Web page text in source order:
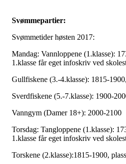
Svømmepartier:
Svømmetider høsten 2017:
Mandag: Vannloppene (1.klasse):
1.klasse får eget infoskriv ved
Gullfiskene (3.-4.klasse): 1815-
Sverdfiskene (5.-7.klasse): 1900-
Vanngym (Damer 18+): 2000-2100
Torsdag: Tangloppene (1.klasse):
1.klasse får eget infoskriv ved
Torskene (2.klasse):1815-1900,